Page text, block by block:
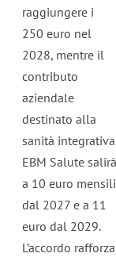
raggiungere i
250 euro nel
2028, mentre il
contributo
aziendale
destinato alla
sanità integrativa
EBM Salute salirà
a 10 euro mensili
dal 2027 e a 11
euro dal 2029.
L’accordo rafforza